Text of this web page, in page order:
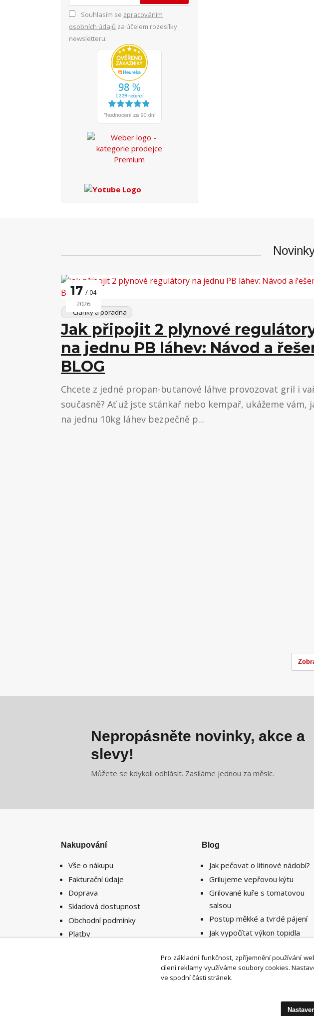
Souhlasím se zpracováním
osobních údajů za účelem rozesílky
newsletteru.
17 04
2026
Články a poradna
Jak připojit 2 plynové
na jednu PB láhev: Návod a
BLOG
Chcete z jedné propan-butanové láhve provozovat gril i
současně? Ať už jste stánkař nebo kempař, ukážeme vám,
na jednu 10kg láhev bezpečně p...
Nepropásněte novinky, akce a
slevy!
Můžete se kdykoli odhlásit. Zasíláme jednou za měsíc.
Nakupování
Vše o nákupu
Fakturační údaje
Doprava
Skladová dostupnost
Obchodní podmínky
Platby
Blog
Jak pečovat o litinové nádobí?
Grilujeme vepřovou kýtu
Grilované kuře s tomatovou
salsou
Postup měkké a tvrdé pájení
Jak vypočítat výkon topidla
místnosti ?
Pro základní funkčnost, zpříjemnění používání
cílení reklamy využíváme soubory cookies.
ve spodní části stránek.